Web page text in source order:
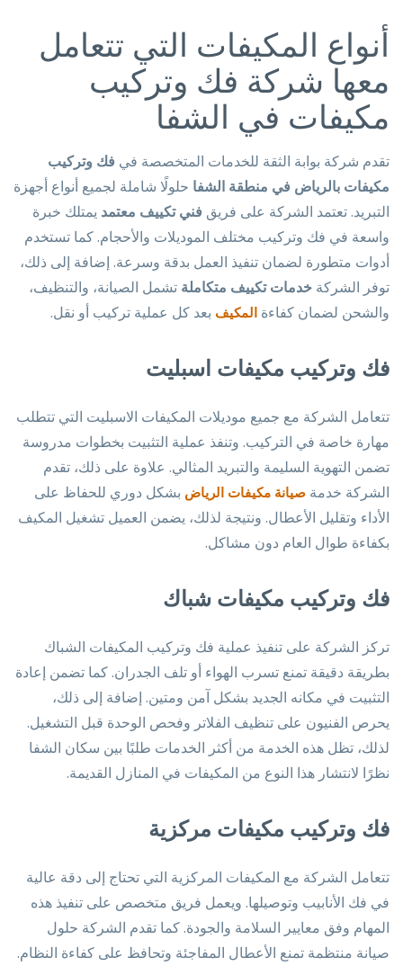
أنواع المكيفات التي تتعامل
معها شركة فك وتركيب
مكيفات في الشفا
تقدم شركة بوابة الثقة للخدمات المتخصصة في فك وتركيب
مكيفات بالرياض في منطقة الشفا حلولًا شاملة لجميع أنواع أجهزة
التبريد. تعتمد الشركة على فريق فني تكييف معتمد يمتلك خبرة
واسعة في فك وتركيب مختلف الموديلات والأحجام. كما تستخدم
أدوات متطورة لضمان تنفيذ العمل بدقة وسرعة. إضافة إلى ذلك،
توفر الشركة خدمات تكييف متكاملة تشمل الصيانة، والتنظيف،
والشحن لضمان كفاءة المكيف بعد كل عملية تركيب أو نقل.
فك وتركيب مكيفات اسبليت
تتعامل الشركة مع جميع موديلات المكيفات الاسبليت التي تتطلب
مهارة خاصة في التركيب. وتنفذ عملية التثبيت بخطوات مدروسة
تضمن التهوية السليمة والتبريد المثالي. علاوة على ذلك، تقدم
الشركة خدمة صيانة مكيفات الرياض بشكل دوري للحفاظ على
الأداء وتقليل الأعطال. ونتيجة لذلك، يضمن العميل تشغيل المكيف
بكفاءة طوال العام دون مشاكل.
فك وتركيب مكيفات شباك
تركز الشركة على تنفيذ عملية فك وتركيب المكيفات الشباك
بطريقة دقيقة تمنع تسرب الهواء أو تلف الجدران. كما تضمن إعادة
التثبيت في مكانه الجديد بشكل آمن ومتين. إضافة إلى ذلك،
يحرص الفنيون على تنظيف الفلاتر وفحص الوحدة قبل التشغيل.
لذلك، تظل هذه الخدمة من أكثر الخدمات طلبًا بين سكان الشفا
نظرًا لانتشار هذا النوع من المكيفات في المنازل القديمة.
فك وتركيب مكيفات مركزية
تتعامل الشركة مع المكيفات المركزية التي تحتاج إلى دقة عالية
في فك الأنابيب وتوصيلها. ويعمل فريق متخصص على تنفيذ هذه
المهام وفق معايير السلامة والجودة. كما تقدم الشركة حلول
صيانة منتظمة تمنع الأعطال المفاجئة وتحافظ على كفاءة النظام.